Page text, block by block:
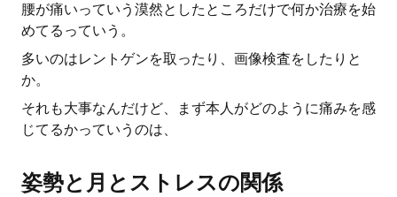
腰が痛いっていう漠然としたところだけで何か治療を始
めてるっていう。
多いのはレントゲンを取ったり、画像検査をしたりと
か。
それも大事なんだけど、まず本人がどのように痛みを感
じてるかっていうのは、
姿勢と月とストレスの関係